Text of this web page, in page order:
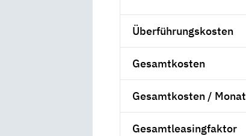
Überführungskosten
Gesamtkosten
Gesamtkosten / Monat
Gesamtleasingfaktor